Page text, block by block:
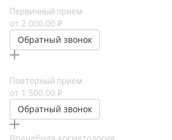
Первичный прием
от 2 000.00 ₽
Обратный звонок
Повторный прием
от 1 500.00 ₽
Обратный звонок